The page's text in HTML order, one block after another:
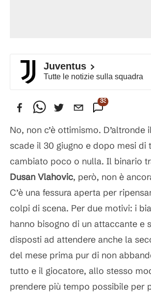
Juventus
Tutte le notizie sulla squadra
33
No, non c’è ottimismo. D’altronde
scade il 30 giugno e dopo mesi di
cambiato poco o nulla. Il binario
Dusan Vlahovic, però, non è
C’è una fessura aperta per
colpi di scena. Per due motivi: i
hanno bisogno di un attaccante e
disposti ad attendere anche la
del mese prima pur di non
tutto e il giocatore, allo stesso
prendere più tempo possibile per